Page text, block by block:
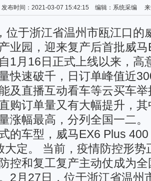
发布时间：2021-03-07 15:42:15 编辑：系统采编
位于浙江省温州市瓯江口的
业园，迎来复产后首批威
1月16日正式上线以来，高
快速破千，日订单峰值近
及直播互动看车等云买车
购订单量又有大幅提升，
涨幅最高，分列全国一二
的车型，威马EX6 Plus
大定。 当前，疫情防控形势
控和复工复产主动仗成为
2月27日，位于浙江省温州